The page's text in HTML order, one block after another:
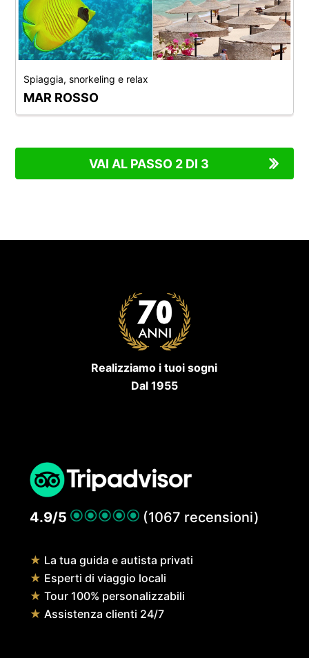
Spiaggia, snorkeling e relax
MAR ROSSO
Realizziamo i tuoi sogni
Dal 1955
4.9/5 (1067 recensioni)
★ La tua guida e autista privati
★ Esperti di viaggio locali
★ Tour 100% personalizzabili
★ Assistenza clienti 24/7